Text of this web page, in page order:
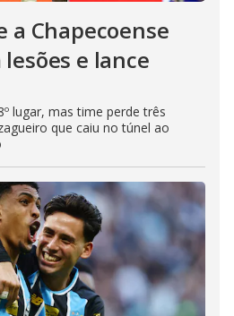
a Chapecoense
e lance
lugar, mas time perde três
que caiu no túnel ao